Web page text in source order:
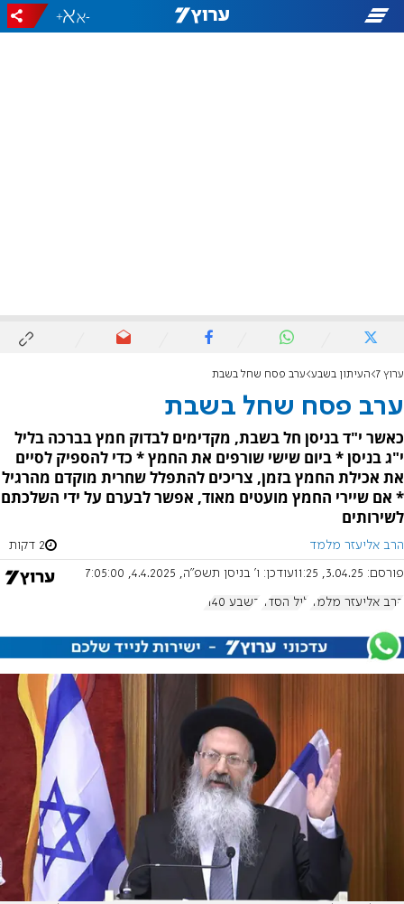
-
+
ערוץ 7 העיתון בשבע ערב פסח שחל בשבת
ערב פסח שחל בשבת
כאשר י"ד בניסן חל בשבת, מקדימים לבדוק חמץ בברכה בליל
י"ג בניסן * ביום שישי שורפים את החמץ * כדי להספיק לסיים
את אכילת החמץ בזמן, צריכים להתפלל שחרית מוקדם מהרגיל
* אם שיירי החמץ מועטים מאוד, אפשר לבערם על ידי השלכתם
לשירותים
הרב אליעזר מלמד 2 דקות
פורסם: 3.04.25, 11:25 עודכן: ו' בניסן תשפ"ה, 4.4.2025, 7:05:00
הרב אליעזר מלמד ליל הסדר בשבע 1140